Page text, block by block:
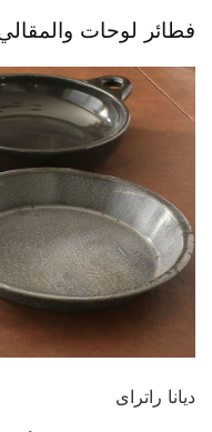
فطائر لوحات
ديانا راتراى